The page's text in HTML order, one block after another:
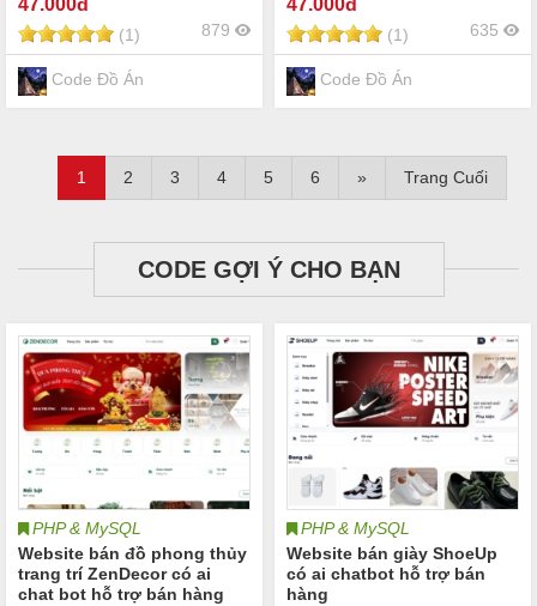
login,logout,đặt hàng,mua
hàng,thanh toán,quản lí
sp,nsp,checkout,đặt
hàng,...đồ án
47.000đ
(1) 879
Code Đồ Án
hàng,mua hàng,thanh
toán,quản lí
sp,nsp,checkout,đặt
hàng,... Code đồ án
47.000đ
(1) 635
Code Đồ Án
1 2 3 4 5 6 » Trang Cuối
CODE GỢI Ý CHO BẠN
PHP & MySQL
Website bán đồ phong thủy
trang trí ZenDecor có ai
chat bot hỗ trợ bán hàng
PHP & MySQL
Website bán giày ShoeUp
có ai chatbot hỗ trợ bán
hàng